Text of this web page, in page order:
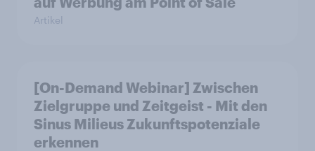
Artikel
[On-Demand Webinar] Zwischen
Zielgruppe und Zeitgeist - Mit den
Sinus Milieus Zukunftspotenziale
erkennen